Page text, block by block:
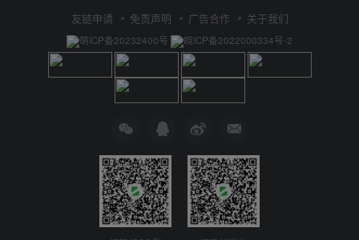
友链申请 免责声明 广告合作 关于我们
萌ICP备20232400号 皖ICP备2022000334号-2